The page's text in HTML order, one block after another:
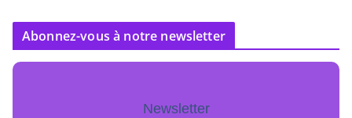
Abonnez-vous à notre newsletter
Newsletter